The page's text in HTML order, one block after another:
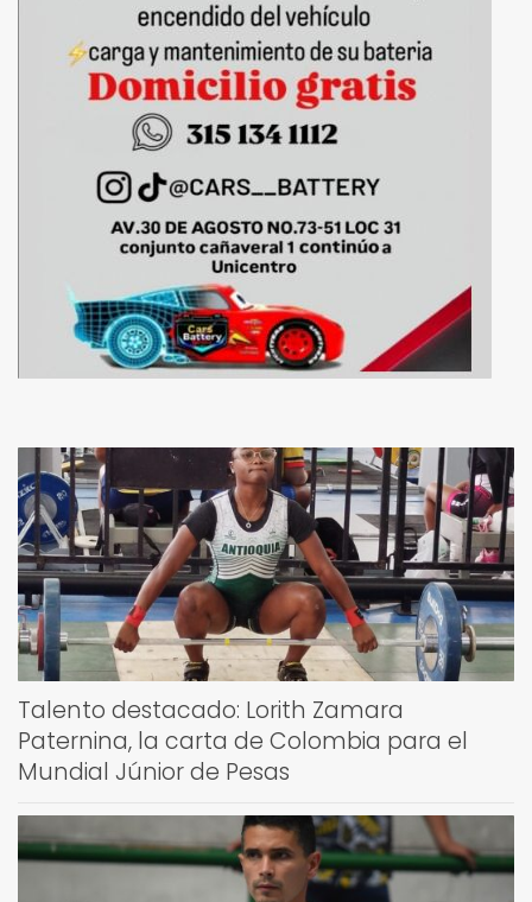
Talento destacado: Lorith Zamara
Paternina, la carta de Colombia para el
Mundial Júnior de Pesas